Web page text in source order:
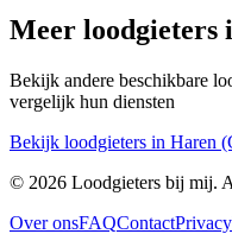
Meer loodgieters
Bekijk andere beschikbare
vergelijk hun diensten
Bekijk loodgieters in Haren
© 2026 Loodgieters bij mij.
Over onsFAQContact